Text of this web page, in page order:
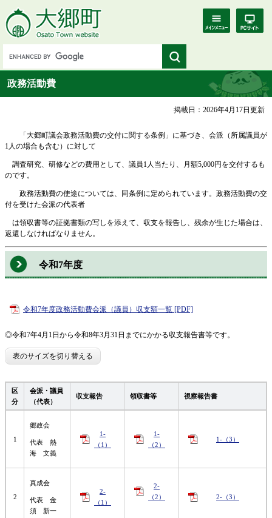
政務活動費
掲載日：2026年4月17日更新
「大郷町議会政務活動費の交付に関する条例」に基づき、会派（所属議員が
1人の場合も含む）に対して
調査研究、研修などの費用として、議員1人当たり、月額5,000円を交付するも
のです。
政務活動費の使途については、同条例に定められています。政務活動費の交
付を受けた会派の代表者
は領収書等の証拠書類の写しを添えて、収支を報告し、残余が生じた場合は、
返還しなければなりません。
令和7年度
令和7年度政務活動費会派（議員）収支額一覧 [PDF]
◎令和7年4月1日から令和8年3月31日までにかかる収支報告書等です。
表のサイズを切り替える
区
分
会派・議員
（代表）
収支報告 領収書等 視察報告書
1
郷政会
代表 熱
海 文義
1-
（1）
1-
（2）
1-（3）
2
真成会
代表 金
須 新一
2-
（1）
2-
（2）
2-（3）